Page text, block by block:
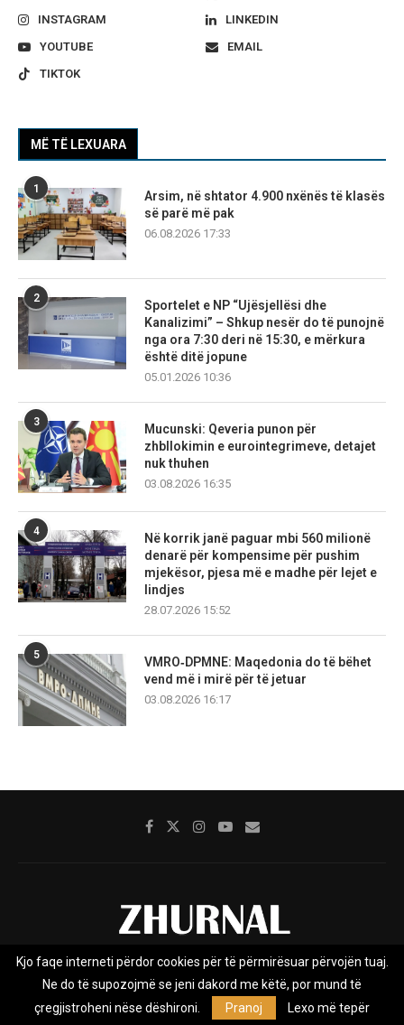
INSTAGRAM
LINKEDIN
YOUTUBE
EMAIL
TIKTOK
MË TË LEXUARA
1
Arsim, në shtator 4.900 nxënës të klasës
së parë më pak
06.08.2026 17:33
2
Sportelet e NP “Ujësjellësi dhe
Kanalizimi” – Shkup nesër do të punojnë
nga ora 7:30 deri në 15:30, e mërkura
është ditë jopune
05.01.2026 10:36
3
Mucunski: Qeveria punon për
zhbllokimin e eurointegrimeve, detajet
nuk thuhen
03.08.2026 16:35
4
Në korrik janë paguar mbi 560 milionë
denarë për kompensime për pushim
mjekësor, pjesa më e madhe për lejet e
lindjes
28.07.2026 15:52
5
VMRO‑DPMNE: Maqedonia do të bëhet
vend më i mirë për të jetuar
03.08.2026 16:17
Rreth nesh Impresumi Marketing
Privacy Policy
Kjo faqe interneti përdor cookies për të përmirësuar përvojën tuaj.
Ne do të supozojmë se jeni dakord me këtë, por mund të
çregjistroheni nëse dëshironi.
Pranoj Lexo më tepër